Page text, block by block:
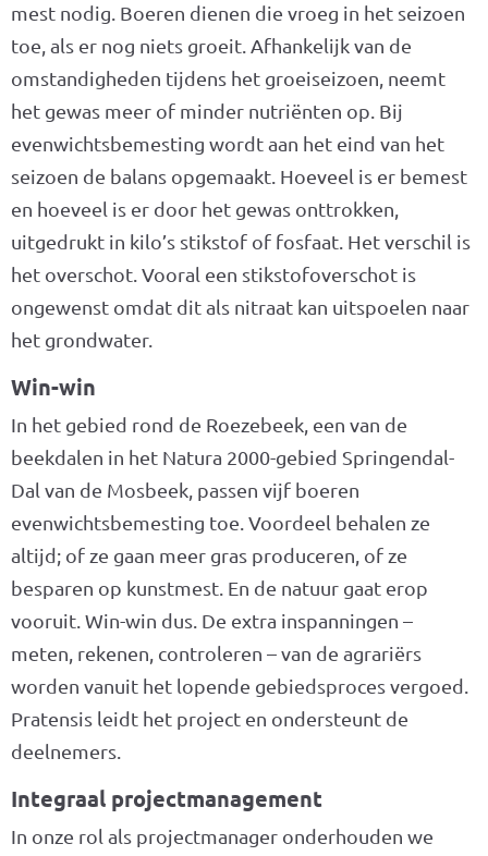
mest nodig. Boeren dienen die vroeg in het seizoen
toe, als er nog niets groeit. Afhankelijk van de
omstandigheden tijdens het groeiseizoen, neemt
het gewas meer of minder nutriënten op. Bij
evenwichtsbemesting wordt aan het eind van het
seizoen de balans opgemaakt. Hoeveel is er bemest
en hoeveel is er door het gewas onttrokken,
uitgedrukt in kilo’s stikstof of fosfaat. Het verschil is
het overschot. Vooral een stikstofoverschot is
ongewenst omdat dit als nitraat kan uitspoelen naar
het grondwater.
Win-win
In het gebied rond de Roezebeek, een van de
beekdalen in het Natura 2000-gebied Springendal-
Dal van de Mosbeek, passen vijf boeren
evenwichtsbemesting toe. Voordeel behalen ze
altijd; of ze gaan meer gras produceren, of ze
besparen op kunstmest. En de natuur gaat erop
vooruit. Win-win dus. De extra inspanningen –
meten, rekenen, controleren – van de agrariërs
worden vanuit het lopende gebiedsproces vergoed.
Pratensis leidt het project en ondersteunt de
deelnemers.
Integraal projectmanagement
In onze rol als projectmanager onderhouden we